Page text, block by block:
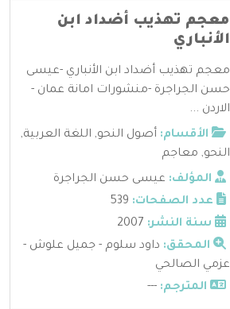
معجم تهذيب أضداد ابن
الأنباري
معجم تهذيب أضداد ابن الأنباري -عيسى
حسن الجراجرة -منشورات امانة عمان -
الاردن ...
الأقسام: أصول النحو, اللغة العربية,
النحو, معاجم
المؤلف: عيسى حسن الجراجرة
عدد الصفحات:
سنة النشر:
المحقق: داود سلوم - جميل علوش -
عزمي الصالحي
المترجم: ---